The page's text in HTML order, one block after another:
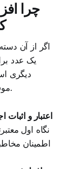
چرا
اگر از آن
یک عدد
دیگری
موفقیت شما در بازاریابی اینستاگرامی هستند.
اعتبار و اثبات
نگاه اول
اطمینان